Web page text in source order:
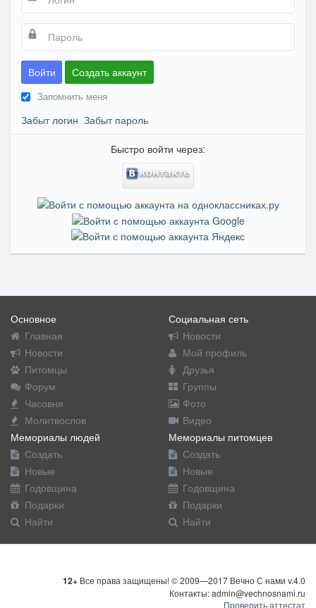
Войти Создать аккаунт
Запомнить меня
Забыт логин Забыт пароль
Быстро войти через:
Основное
Главная
Новости
Питомцы
Форум
Часовня
Молитвослов
Социальная сеть
Новости
Мой профиль
Друзья
Группы
Фото
Видео
Мемориалы людей
Создать
Новые
Годовщина
Подарки
Найти
Мемориалы питомцев
Создать
Новые
Годовщина
Подарки
Найти
12+ Все права защищены! © 2009—2017 Вечно С нами v.4.0
Контакты: admin@vechnosnami.ru
Проверить аттестат